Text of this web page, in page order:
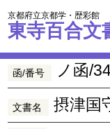
京都府立京都学・歴彩館
東寺百合文
函/番号 ノ函/
文書名 摂津国